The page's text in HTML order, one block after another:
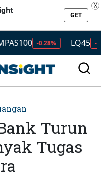
GET
X
-0.28% LQ45 -0.49%
Turun
Tugas